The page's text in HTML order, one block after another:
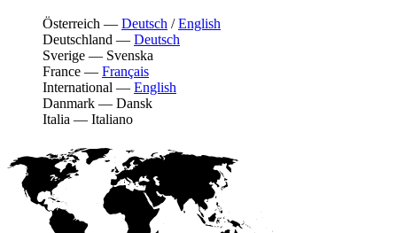
Österreich — Deutsch /English
Deutschland — Deutsch
Sverige — Svenska
France — Français
International — English
Danmark — Dansk
Italia — Italiano